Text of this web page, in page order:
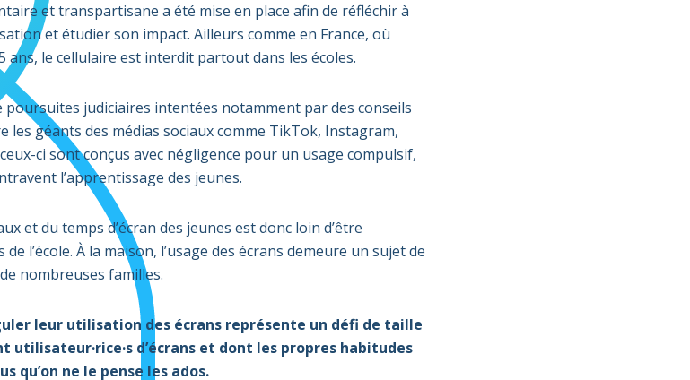
et transpartisane a été mise en place afin de réfléchir à
et étudier son impact. Ailleurs comme en France, où
ans, le cellulaire est interdit partout dans les écoles.
judiciaires intentées notamment par des conseils
les géants des médias sociaux comme TikTok, Instagram,
ci sont conçus avec négligence pour un usage compulsif,
l’apprentissage des jeunes.
et du temps d’écran des jeunes est donc loin d’être
l’école. À la maison, l’usage des écrans demeure un sujet de
nombreuses familles.
leur utilisation des écrans représente un défi de taille
d’écrans et dont les propres habitudes
qu’on ne le pense les ados.